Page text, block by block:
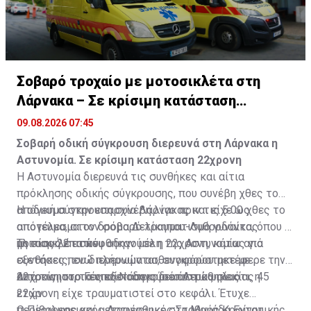
Σοβαρό τροχαίο με μοτοσικλέτα στη
Λάρνακα – Σε κρίσιμη κατάσταση
22χρονη
09.08.2026 07:45
Σοβαρή οδική σύγκρουση διερευνά στη Λάρνακα η
Αστυνομία. Σε κρίσιμη κατάσταση 22χρονη
Η Αστυνομία διερευνά τις συνθήκες και αίτια
πρόκλησης οδικής σύγκρουσης, που συνέβη χθες το
απόγευμα στην επαρχία Λάρνακας και είχε ως
αποτέλεσμα τον σοβαρό τραυματισμό γυναίκας
ηλικίας 22 ετών.
Η οδική σύγκρουση συνέβη λίγο πριν τις 5.00 χθες το
απόγευμα, στον δρόμο Δελίκηπου-Λυθροδόντα, όπου η
μοτοσικλέτα που οδηγούσε η 22χρονη, κάτω από
συνθήκες που διερευνώνται, συγκρούστηκε με
αυτοκίνητο, το οποίο οδηγούσε άντρας ηλικίας 45
ετών.
Τη σκηνή επισκέφθηκαν μέλη της Αστυνομίας για
εξετάσεις, ενώ πλήρωμα ασθενοφόρου μετέφερε την
22χρονη στο Γενικό Νοσοκομείο Λευκωσίας.
Από τις ιατρικές εξετάσεις διαπιστώθηκε ότι, η
22χρονη είχε τραυματιστεί στο κεφάλι. Έτυχε